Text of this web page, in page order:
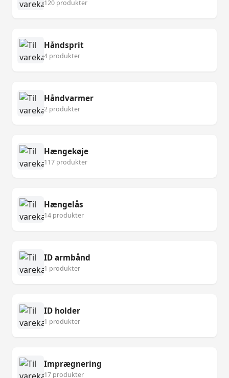
120 produkter
Håndsprit
4 produkter
Håndvarmer
2 produkter
Hængekøje
117 produkter
Hængelås
14 produkter
ID armbånd
1 produkter
ID holder
1 produkter
Imprægnering
17 produkter